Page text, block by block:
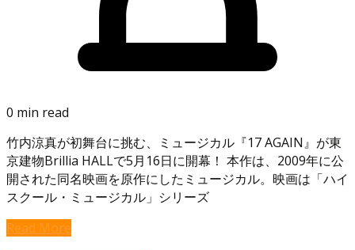
0 min read
竹内涼真が初舞台に挑む、ミュージカル『17 AGAIN』が東
京建物Brillia HALLで5月16日に開幕！ 本作は、2009年に公
開された同名映画を原作にしたミュージカル。映画は「ハイ
スクール・ミュージカル」シリーズ
Read More